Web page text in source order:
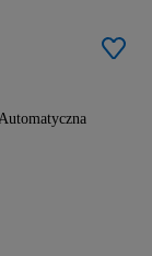
Automatyczna